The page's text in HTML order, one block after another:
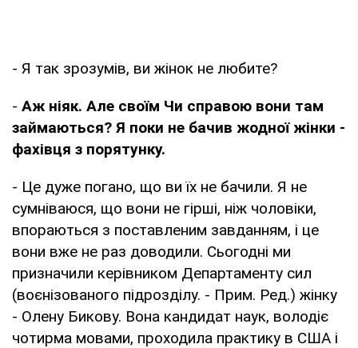
- Я так зрозумів, ви жінок не любите?
- Аж ніяк. Але своїм Чи справою вони там
займаються? Я поки не бачив жодної жінки -
фахівця з порятунку.
- Це дуже погано, що ви їх не бачили. Я не
сумніваюся, що вони не гірші, ніж чоловіки,
впораються з поставленим завданням, і це
вони вже не раз доводили. Сьогодні ми
призначили керівником Департаменту сил
(воєнізованого підрозділу. - Прим. Ред.) жінку
- Олену Бикову. Вона кандидат наук, володіє
чотирма мовами, проходила практику в США і